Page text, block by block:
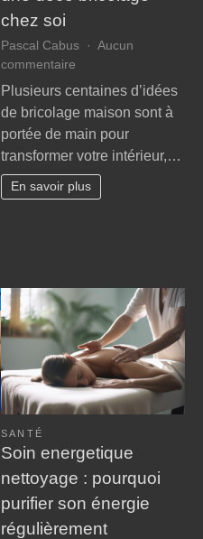
chez soi
Pascal Cabus
Aucun
commentaire
Idées
pour
une
déco
bricolage
chez
Plusieurs centaines d’idées
de bricolage maison sont à
portée de main pour
transformer votre intérieur,…
En savoir plus
SANTÉ
Soin energetique
nettoyage : pourquoi
purifier son énergie
régulièrement